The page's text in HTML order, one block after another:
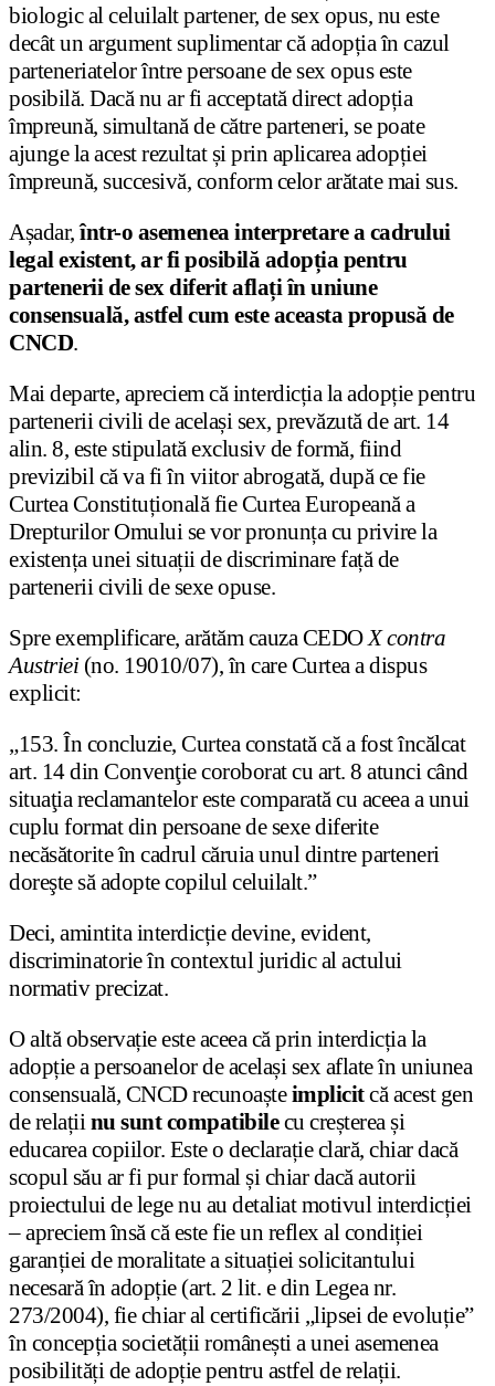
biologic al celuilalt partener, de sex opus, nu este
decât un argument suplimentar că adopția în cazul
parteneriatelor între persoane de sex opus este
posibilă. Dacă nu ar fi acceptată direct adopția
împreună, simultană de către parteneri, se poate
ajunge la acest rezultat și prin aplicarea adopției
împreună, succesivă, conform celor arătate mai sus.
Așadar,într-o asemenea interpretare a cadrului
legal existent, ar fi posibilă adopția pentru
partenerii de sex diferit aflați în uniune
consensuală, astfel cum este aceasta propusă de
CNCD.
Mai departe, apreciem că interdicția la adopție pentru
partenerii civili de același sex, prevăzută de art. 14
alin. 8, este stipulată exclusiv de formă, fiind
previzibil că va fi în viitor abrogată, după ce fie
Curtea Constituțională fie Curtea Europeană a
Drepturilor Omului se vor pronunța cu privire la
existența unei situații de discriminare față de
partenerii civili de sexe opuse.
Spre exemplificare, arătăm cauza CEDOX contra
Austriei(no. 19010/07), în care Curtea a dispus
explicit:
„153. În concluzie, Curtea constată că a fost încălcat
art. 14 din Convenţie coroborat cu art. 8 atunci când
situaţia reclamantelor este comparată cu aceea a unui
cuplu format din persoane de sexe diferite
necăsătorite în cadrul căruia unul dintre parteneri
doreşte să adopte copilul celuilalt.”
Deci, amintita interdicție devine, evident,
discriminatorie în contextul juridic al actului
normativ precizat.
O altă observație este aceea că prin interdicția la
adopție a persoanelor de același sex aflate în uniunea
consensuală, CNCD recunoașteimplicitcă acest gen
de relațiinu sunt compatibilecu creșterea și
educarea copiilor. Este o declarație clară, chiar dacă
scopul său ar fi pur formal și chiar dacă autorii
proiectului de lege nu au detaliat motivul interdicției
– apreciem însă că este fie un reflex al condiției
garanției de moralitate a situației solicitantului
necesară în adopție (art. 2 lit. e din Legea nr.
273/2004), fie chiar al certificării „lipsei de evoluție”
în concepția societății românești a unei asemenea
posibilități de adopție pentru astfel de relații.